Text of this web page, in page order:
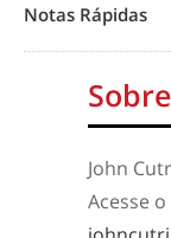
Notas Rápidas
John
Acesse o